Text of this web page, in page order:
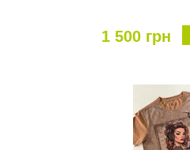
1 500 грн